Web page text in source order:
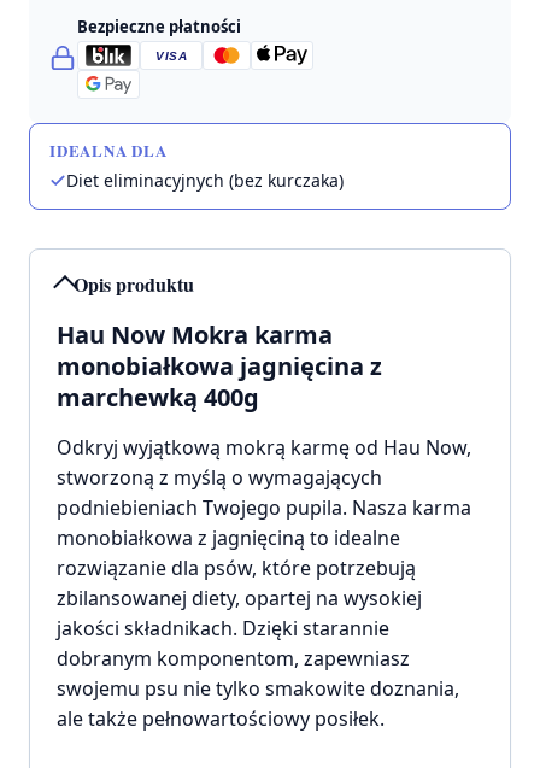
Opis produktu
Hau Now Mokra karma
monobiałkowa jagnięcina z
marchewką 400g
Odkryj wyjątkową mokrą karmę od Hau Now,
stworzoną z myślą o wymagających
podniebieniach Twojego pupila. Nasza karma
monobiałkowa z jagnięciną to idealne
rozwiązanie dla psów, które potrzebują
zbilansowanej diety, opartej na wysokiej
jakości składnikach. Dzięki starannie
dobranym komponentom, zapewniasz
swojemu psu nie tylko smakowite doznania,
ale także pełnowartościowy posiłek.
Bezpieczne płatności
VISA
IDEALNA DLA
Diet eliminacyjnych (bez kurczaka)